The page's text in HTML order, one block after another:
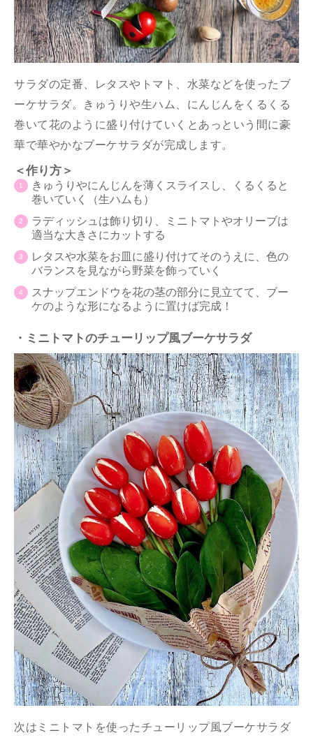
サラダの定番、レタスやトマト、水菜などを使ったブ
ーケサラダ。きゅうりや生ハム、にんじんをくるくる
巻いて花のように盛り付けていくとあっという間に豪
華で華やかなブーケサラダが完成します。
＜作り方＞
きゅうりやにんじんを薄くスライスし、くるくると
巻いていく（生ハムも）
ラディッシュは飾り切り、ミニトマトやオリーブは
適当な大きさにカットする
レタスや水菜をお皿に盛り付けてそのうえに、色の
バランスを見ながら野菜を飾っていく
スナップエンドウを花の茎の部分に見立てて、ブー
ケのような形になるように置けば完成！
・ミニトマトのチューリップ風ブーケサラダ
次はミニトマトを使ったチューリップ風ブーケサラダ